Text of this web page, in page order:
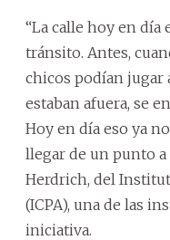
“La calle hoy en día
tránsito. Antes,
chicos podían jugar
estaban afuera, se
Hoy en día eso ya
llegar de un punto
Herdrich, del
(ICPA), una de las
iniciativa.